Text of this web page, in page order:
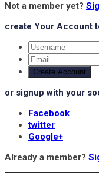
Not a member yet?
create Your Account
Create Account
or signup with your
Facebook
twitter
Google+
Already a member?